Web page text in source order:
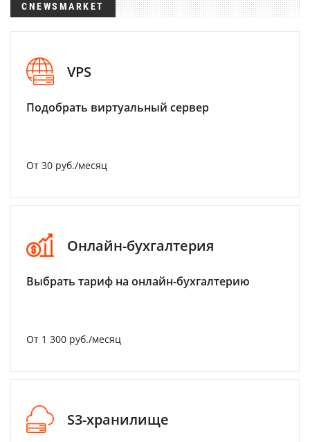
CNEWSMARKET
VPS
Подобрать виртуальный сервер
От 30 руб./месяц
Онлайн-бухгалтерия
Выбрать тариф на онлайн-бухгалтерию
От 1 300 руб./месяц
S3-хранилище